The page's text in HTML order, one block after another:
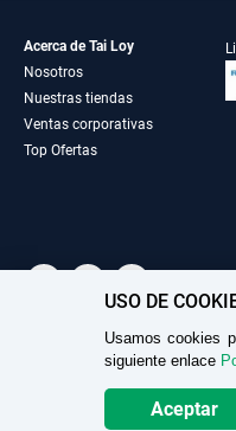
Acerca de Tai Loy
Nosotros
Nuestras tiendas
Ventas corporativas
Top Ofertas
TAILOY S.A. RUC: 20100049181
USO DE
Usamos cookies
siguiente enlace
Aceptar